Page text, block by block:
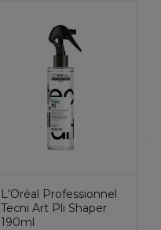
L'Oréal Professionnel
Tecni Art Pli Shaper
190ml